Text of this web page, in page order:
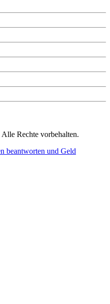
Rechte vorbehalten.